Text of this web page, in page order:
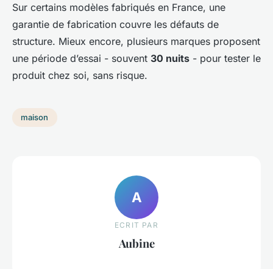
Sur certains modèles fabriqués en France, une
garantie de fabrication couvre les défauts de
structure. Mieux encore, plusieurs marques proposent
une période d’essai - souvent 30 nuits - pour tester le
produit chez soi, sans risque.
maison
A
ECRIT PAR
Aubine